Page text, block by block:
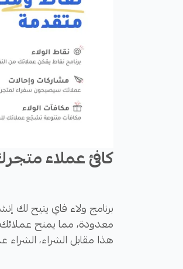
كافئ عملاء
برنامج ولاء فاي يتيح لك
معدودة، مما يمنح
هذا مقابل الشراء، الشراء